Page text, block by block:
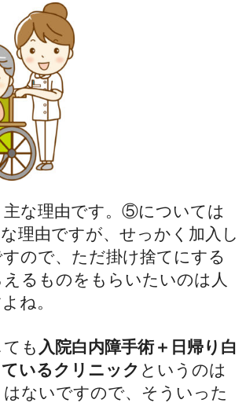
主な理由です。⑤については
理由ですが、せっかく加入し
ので、ただ掛け捨てにする
るものをもらいたいのは人
ね。
も 入院白内障手術＋日帰り白
いるクリニック というのは
ないですので、そういった